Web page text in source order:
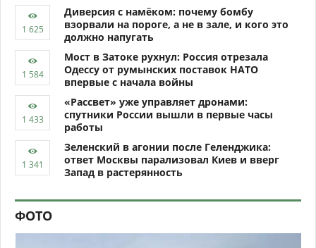
Диверсия с намёком: почему бомбу
взорвали на пороге, а не в зале, и кого это
должно напугать
Мост в Затоке рухнул: Россия отрезала
Одессу от румынских поставок НАТО
впервые с начала войны
«Рассвет» уже управляет дронами:
спутники России вышли в первые часы
работы
Зеленский в агонии после Геленджика:
ответ Москвы парализовал Киев и вверг
Запад в растерянность
ФОТО